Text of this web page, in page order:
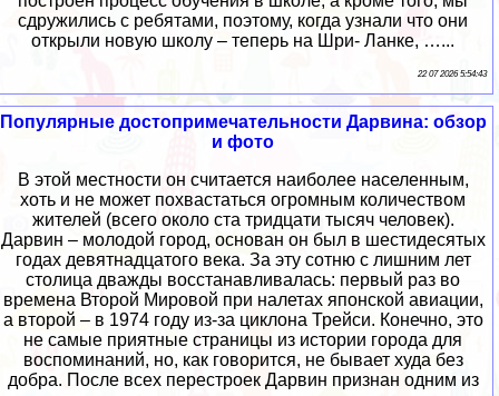
сдружились с ребятами, поэтому, когда узнали что они
открыли новую школу – теперь на Шри- Ланке, …...
22 07 2026 5:54:43
Популярные достопримечательности Дарвина: обзор
и фото
В этой местности он считается наиболее населенным,
хоть и не может похвастаться огромным количеством
жителей (всего около ста тридцати тысяч человек).
Дарвин – молодой город, основан он был в шестидесятых
годах девятнадцатого века. За эту сотню с лишним лет
столица дважды восстанавливалась: первый раз во
времена Второй Мировой при налетах японской авиации,
а второй – в 1974 году из-за циклона Трейси. Конечно, это
не самые приятные страницы из истории города для
воспоминаний, но, как говорится, не бывает худа без
добра. После всех перестроек Дарвин признан одним из